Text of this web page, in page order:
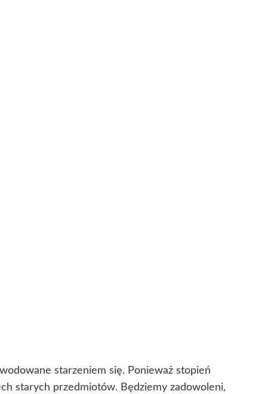
starzeniem się. Ponieważ stopień
starych przedmiotów. Będziemy zadowoleni,